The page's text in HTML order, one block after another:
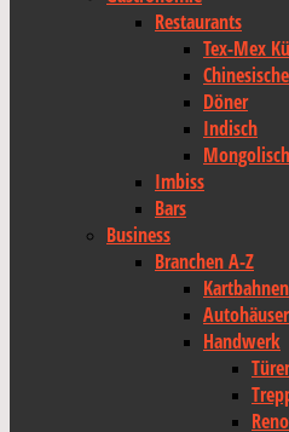
Restaurants
Tex-Mex
Döner
Indisch
Imbiss
Bars
Business
Branchen A-Z
Kartbahnen
Autohäuser
Handwerk